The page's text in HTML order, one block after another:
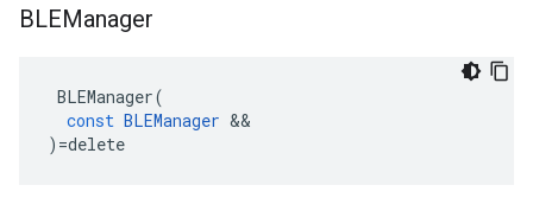
BLEManager
BLEManager(
const BLEManager &&
) =delete